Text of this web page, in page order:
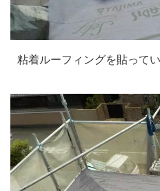
粘着ルーフィングを貼ってい